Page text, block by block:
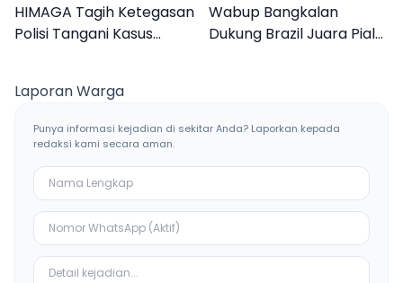
HIMAGA Tagih Ketegasan
Polisi Tangani Kasus
Wabup Bangkalan
Dukung Brazil Juara Piala
Laporan Warga
Punya informasi kejadian di sekitar Anda? Laporkan kepada
redaksi kami secara aman.